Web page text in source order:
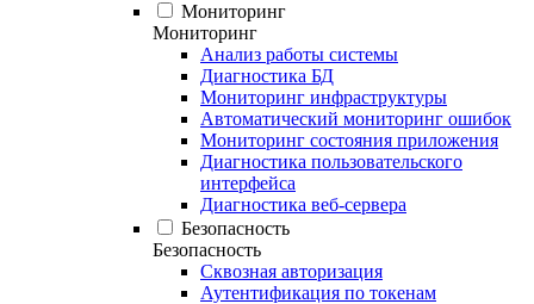
Мониторинг
Мониторинг
Анализ работы системы
Диагностика БД
Мониторинг инфраструктуры
Автоматический мониторинг ошибок
Мониторинг состояния приложения
Диагностика пользовательского
интерфейса
Диагностика веб-сервера
Безопасность
Безопасность
Сквозная авторизация
Аутентификация по токенам